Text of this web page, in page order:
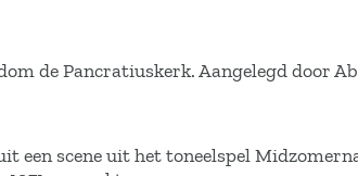
de Pancratiuskerk. Aangelegd door
een scene uit het toneelspel